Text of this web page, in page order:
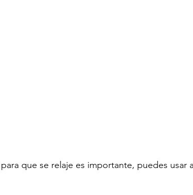
que se relaje es importante, puedes usar